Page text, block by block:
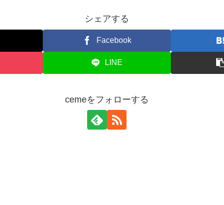
シェアする
Facebook
LINE
cemeをフォローする